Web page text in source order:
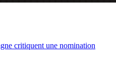
critiquent une nomination